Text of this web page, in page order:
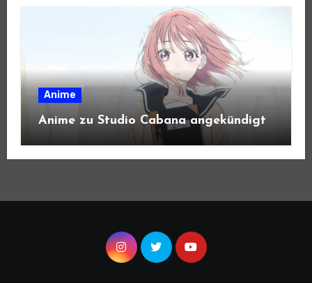
Anime
Anime zu Studio Cabana angekündigt